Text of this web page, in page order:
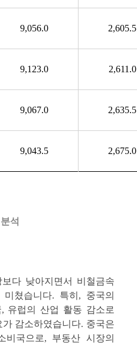
9,056.0 2,605.5
9,123.0 2,611.0
9,067.0 2,635.5
9,043.5 2,675.0
석
다 낮아지면서 비철금속
쳤습니다. 특히, 중국의
유럽의 산업 활동 감소로
감소하였습니다. 중국은
국으로, 부동산 시장의